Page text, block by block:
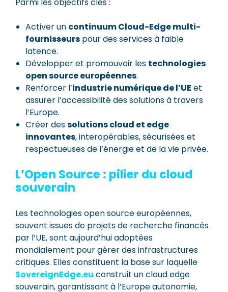
Parmi les objectifs clés :
Activer un continuum Cloud-Edge multi-
fournisseurs pour des services à faible
latence.
Développer et promouvoir les technologies
open source européennes.
Renforcer l’industrie numérique de l’UE et
assurer l’accessibilité des solutions à travers
l’Europe.
Créer dessolutions cloud et edge
innovantes, interopérables, sécurisées et
respectueuses de l’énergie et de la vie privée.
L’Open Source : pilier du cloud
souverain
Les technologies open source européennes,
souvent issues de projets de recherche financés
par l’UE, sont aujourd’hui adoptées
mondialement pour gérer des infrastructures
critiques. Elles constituent la base sur laquelle
SovereignEdge.eu construit un cloud edge
souverain, garantissant à l’Europe autonomie,